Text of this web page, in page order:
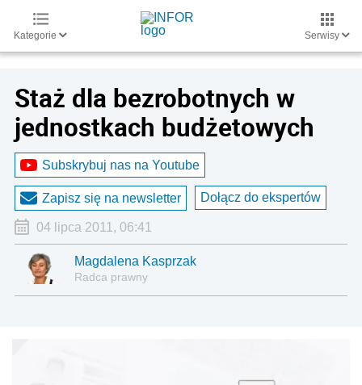
Kategorie Serwisy
Staż dla bezrobotnych w
jednostkach budżetowych
Subskrybuj nas na Youtube
Zapisz się na newsletter Dołącz do ekspertów
04 lipca 2011, 06:41
Magdalena Kasprzak
Radca prawny